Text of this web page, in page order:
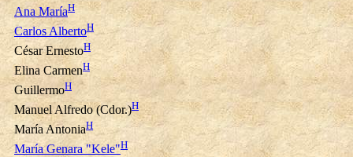
Ana MaríaH
Carlos AlbertoH
César ErnestoH
Elina CarmenH
GuillermoH
Manuel Alfredo (Cdor.)H
María AntoniaH
María Genara "Kele"H